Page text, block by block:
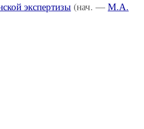
экспертизы (нач. — М.А.